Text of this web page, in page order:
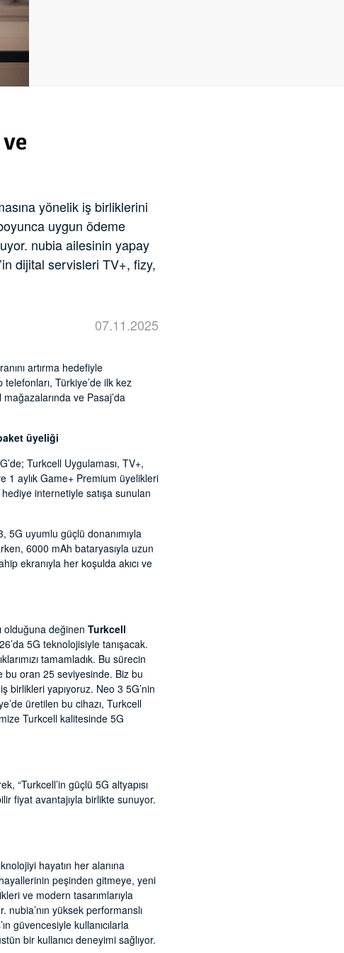
yönelik iş birliklerini
uygun ödeme
nubia ailesinin yapay
dijital servisleri TV+, fizy,
07.11.2025
artırma hedefiyle
Türkiye’de ilk kez
ve Pasaj’da
üyeliği
Turkcell Uygulaması, TV+,
1 aylık Game+ Premium üyelikleri
internetiyle satışa sunulan
5G uyumlu güçlü donanımıyla
6000 mAh bataryasıyla uzun
ekranıyla her koşulda akıcı ve
olduğuna değinen Turkcell
5G teknolojisiyle tanışacak.
tamamladık. Bu sürecin
bu oran 25 seviyesinde. Biz bu
birlikleri yapıyoruz. Neo 3 5G’nin
üretilen bu cihazı, Turkcell
Turkcell kalitesinde 5G
“Turkcell’in güçlü 5G altyapısı
fiyat avantajıyla birlikte sunuyor.
hayatın her alanına
hayallerinin peşinden gitmeye, yeni
ve modern tasarımlarıyla
yüksek performanslı
güvencesiyle kullanıcılarla
bir kullanıcı deneyimi sağlıyor.